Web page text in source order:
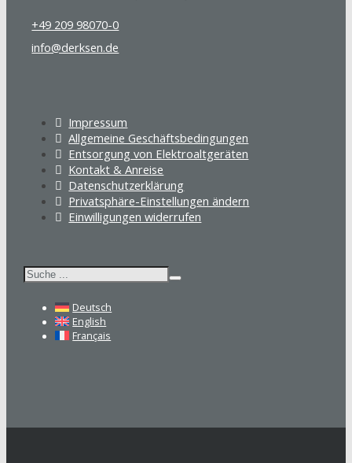
+49 209 98070-0
info@derksen.de
Impressum
Allgemeine Geschäftsbedingungen
Entsorgung von Elektroaltgeräten
Kontakt & Anreise
Datenschutzerklärung
Privatsphäre-Einstellungen ändern
Einwilligungen widerrufen
Suchen
Deutsch
English
Français